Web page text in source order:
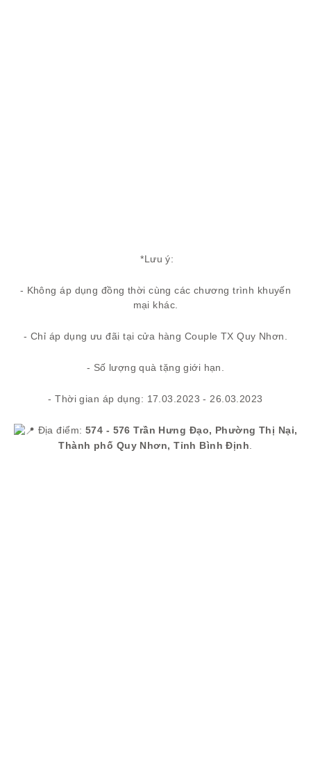
*Lưu ý:
- Không áp dụng đồng thời cùng các chương trình khuyến
mại khác.
- Chỉ áp dụng ưu đãi tại cửa hàng Couple TX Quy Nhơn.
- Số lượng quà tặng giới hạn.
- Thời gian áp dụng: 17.03.2023 - 26.03.2023
Địa điểm: 574 - 576 Trần Hưng Đạo, Phường Thị Nại,
Thành phố Quy Nhơn, Tỉnh Bình Định